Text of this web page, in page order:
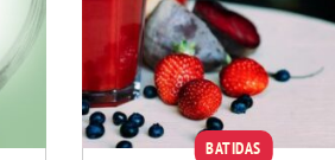
BATIDAS